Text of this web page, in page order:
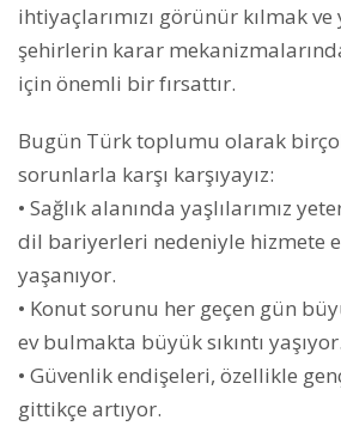
ihtiyaçlarımızı görünür kılmak ve
şehirlerin karar
için önemli bir fırsattır.
Bugün Türk toplumu olarak
sorunlarla karşı karşıyayız:
• Sağlık alanında yaşlılarımız
dil bariyerleri nedeniyle hizmete
yaşanıyor.
• Konut sorunu her geçen gün
ev bulmakta büyük sıkıntı yaşıyor.
• Güvenlik endişeleri, özellikle
gittikçe artıyor.